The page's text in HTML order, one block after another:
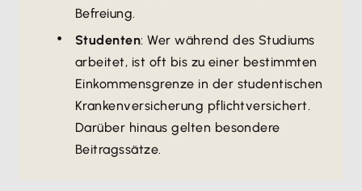
Befreiung.
Studenten: Wer während des Studiums
arbeitet, ist oft bis zu einer bestimmten
Einkommensgrenze in der studentischen
Krankenversicherung pflichtversichert.
Darüber hinaus gelten besondere
Beitragssätze.